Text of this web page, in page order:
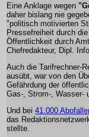
Eine Anklage wegen
daher bislang nie
"politisch motivierten
Pressefreiheit durch
Öffentlichkeit durch
Chefredakteur, Dipl.
Auch die Tarifrechner-
ausübt, war von den
Gefährdung der
Gas-, Strom-, Wasser-
Und bei 41.000
das
stellte.